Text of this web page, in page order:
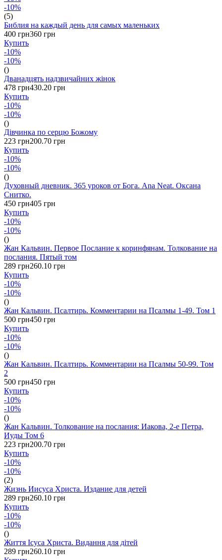
-10%
(5)
Библия на каждый день для самых маленьких
400 грн360 грн
Купить
-10%
-10%
()
Дванадцять надзвичайних жінок
478 грн430.20 грн
Купить
-10%
-10%
()
Дівчинка по серцю Божому
223 грн200.70 грн
Купить
-10%
-10%
()
Духовный дневник. 365 уроков от Бога. Ana Neat. Оксана
Снитко.
450 грн405 грн
Купить
-10%
-10%
()
Жан Кальвин. Первое Послание к коринфянам. Толкование на
послания. Пятый том
289 грн260.10 грн
Купить
-10%
-10%
()
Жан Кальвин. Псалтирь. Комментарии на Псалмы 1-49. Том 1
500 грн450 грн
Купить
-10%
-10%
()
Жан Кальвин. Псалтирь. Комментарии на Псалмы 50-99. Том
2
500 грн450 грн
Купить
-10%
-10%
()
Жан Кальвин. Толкование на послания: Иакова, 2-е Петра,
Иуды Том 6
223 грн200.70 грн
Купить
-10%
-10%
(2)
Жизнь Иисуса Христа. Издание для детей
289 грн260.10 грн
Купить
-10%
-10%
()
Життя Ісуса Христа. Видання для дітей
289 грн260.10 грн